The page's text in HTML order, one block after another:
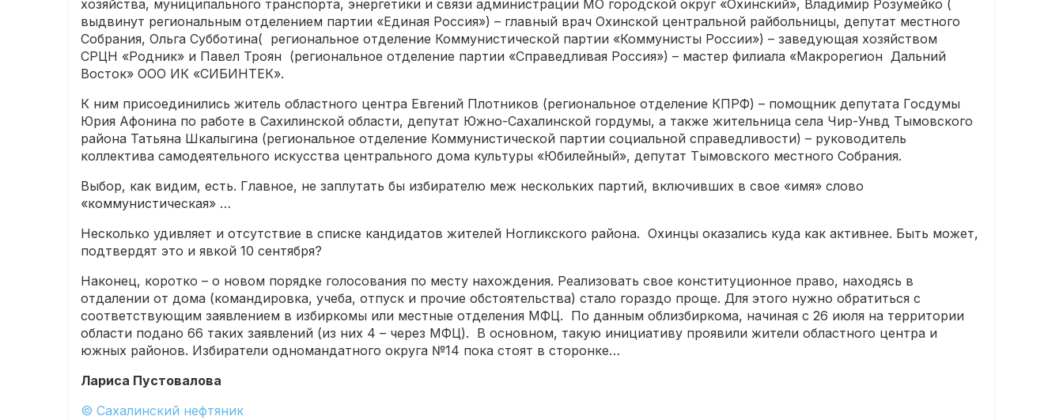
хозяйства, муниципального транспорта, энергетики и связи администрации МО городской округ «Охинский», Владимир Розумейко (
выдвинут региональным отделением партии «Единая Россия») – главный врач Охинской центральной райбольницы, депутат местного
Собрания, Ольга Субботина( региональное отделение Коммунистической партии «Коммунисты России») – заведующая хозяйством
СРЦН «Родник» и Павел Троян (региональное отделение партии «Справедливая Россия») – мастер филиала «Макрорегион Дальний
Восток» ООО ИК «СИБИНТЕК».
К ним присоединились житель областного центра Евгений Плотников (региональное отделение КПРФ) – помощник депутата Госдумы
Юрия Афонина по работе в Сахилинской области, депутат Южно-Сахалинской гордумы, а также жительница села Чир-Унвд Тымовского
района Татьяна Шкалыгина (региональное отделение Коммунистической партии социальной справедливости) – руководитель
коллектива самодеятельного искусства центрального дома культуры «Юбилейный», депутат Тымовского местного Собрания.
Выбор, как видим, есть. Главное, не заплутать бы избирателю меж нескольких партий, включивших в свое «имя» слово
«коммунистическая» …
Несколько удивляет и отсутствие в списке кандидатов жителей Ногликского района. Охинцы оказались куда как активнее. Быть может,
подтвердят это и явкой 10 сентября?
Наконец, коротко – о новом порядке голосования по месту нахождения. Реализовать свое конституционное право, находясь в
отдалении от дома (командировка, учеба, отпуск и прочие обстоятельства) стало гораздо проще. Для этого нужно обратиться с
соответствующим заявлением в избиркомы или местные отделения МФЦ. По данным облизбиркома, начиная с 26 июля на территории
области подано 66 таких заявлений (из них 4 – через МФЦ). В основном, такую инициативу проявили жители областного центра и
южных районов. Избиратели одномандатного округа №14 пока стоят в сторонке…
Лариса Пустовалова
© Сахалинский нефтяник